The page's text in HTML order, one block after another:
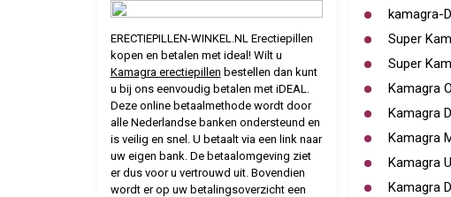
ERECTIEPILLEN-WINKEL.NL Erectiepillen
kopen en betalen met ideal! Wilt u
Kamagra erectiepillen bestellen dan kunt
u bij ons eenvoudig betalen met iDEAL.
Deze online betaalmethode wordt door
alle Nederlandse banken ondersteund en
is veilig en snel. U betaalt via een link naar
uw eigen bank. De betaalomgeving ziet
er dus voor u vertrouwd uit. Bovendien
wordt er op uw betalingsoverzicht een
kamagra-
Super
Super
Kamagra
Kamagra
Kamagra
Kamagra
Kamagra